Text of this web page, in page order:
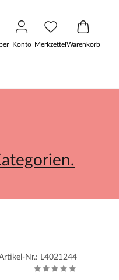
Konto MerkzettelWarenkorb
Nr.: L4021244